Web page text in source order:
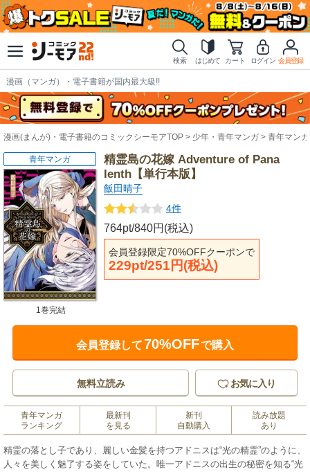
検索 はじめて カート ログイン 会員登録
漫画（マンガ）・電子書籍が国内最大級!!
漫画(まんが)・電子書籍のコミックシーモアTOP 少年・青年マンガ 青年マンガ
精霊島の花嫁 Adventure of Pana
Ienth【単行本版】
飯田晴子
4件
764pt/840円(税込)
会員登録限定70%OFFクーポンで
229pt/251円(税込)
青年マンガ
1巻完結
会員登録して70%OFFで購入
無料立読み お気に入り
青年マンガ
ランキング
最新刊
を見る
新刊
自動購入
読み放題
あり
精霊の落とし子であり、麗しい金髪を持つアドニスは“光の精霊”のように、
人々を美しく魅了する姿をしていた。唯一アドニスの出生の秘密を知る“光